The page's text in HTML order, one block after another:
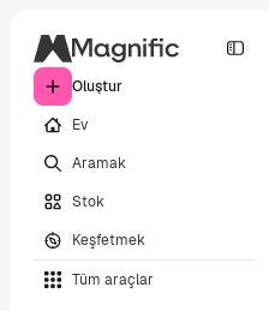
Oluştur
Ev
Aramak
Stok
Keşfetmek
Tüm araçlar